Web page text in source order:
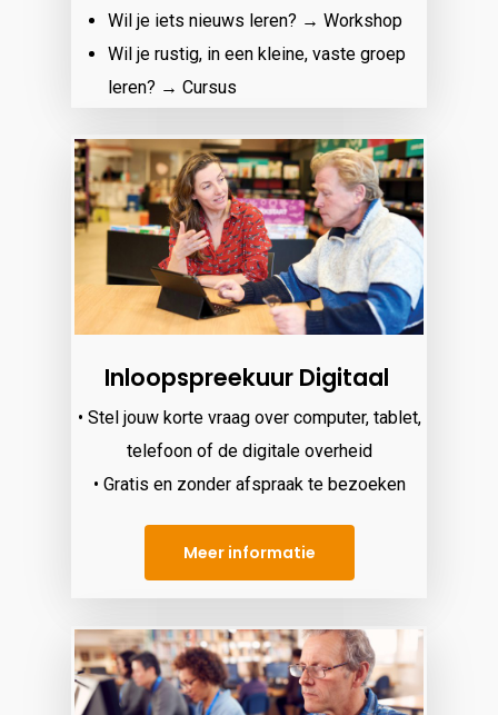
Wil je iets nieuws leren? → Workshop
Wil je rustig, in een kleine, vaste groep
leren? → Cursus
Inloopspreekuur Digitaal
• Stel jouw korte vraag over computer, tablet,
telefoon of de digitale overheid
• Gratis en zonder afspraak te bezoeken
Meer informatie